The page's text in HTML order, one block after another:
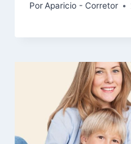
PorAparicio - Corretor